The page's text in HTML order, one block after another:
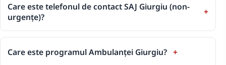
Care este telefonul de contact SAJ Giurgiu (non-
urgențe)?
Care este programul Ambulanței Giurgiu?